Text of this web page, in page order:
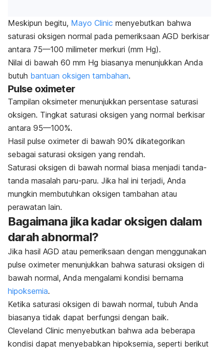
Meskipun begitu, Mayo Clinic menyebutkan bahwa
saturasi oksigen normal pada pemeriksaan AGD berkisar
antara 75—100 milimeter merkuri (mm Hg).
Nilai di bawah 60 mm Hg biasanya menunjukkan Anda
butuh bantuan oksigen tambahan.
Pulse oximeter
Tampilan oksimeter menunjukkan persentase saturasi
oksigen. Tingkat saturasi oksigen yang normal berkisar
antara 95—100%.
Hasil pulse oximeter di bawah 90% dikategorikan
sebagai saturasi oksigen yang rendah.
Saturasi oksigen di bawah normal biasa menjadi tanda-
tanda masalah paru-paru. Jika hal ini terjadi, Anda
mungkin membutuhkan oksigen tambahan atau
perawatan lain.
Bagaimana jika kadar oksigen dalam
darah abnormal?
Jika hasil AGD atau pemeriksaan dengan menggunakan
pulse oximeter menunjukkan bahwa saturasi oksigen di
bawah normal, Anda mengalami kondisi bernama
hipoksemia.
Ketika saturasi oksigen di bawah normal, tubuh Anda
biasanya tidak dapat berfungsi dengan baik.
Cleveland Clinic menyebutkan bahwa ada beberapa
kondisi dapat menyebabkan hipoksemia, seperti berikut